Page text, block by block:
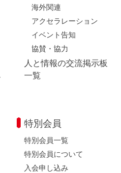
海外関連
アクセラレーション
イベント告知
協賛・協力
人と情報の交流掲示板
一覧
特別会員
特別会員一覧
特別会員について
入会申し込み